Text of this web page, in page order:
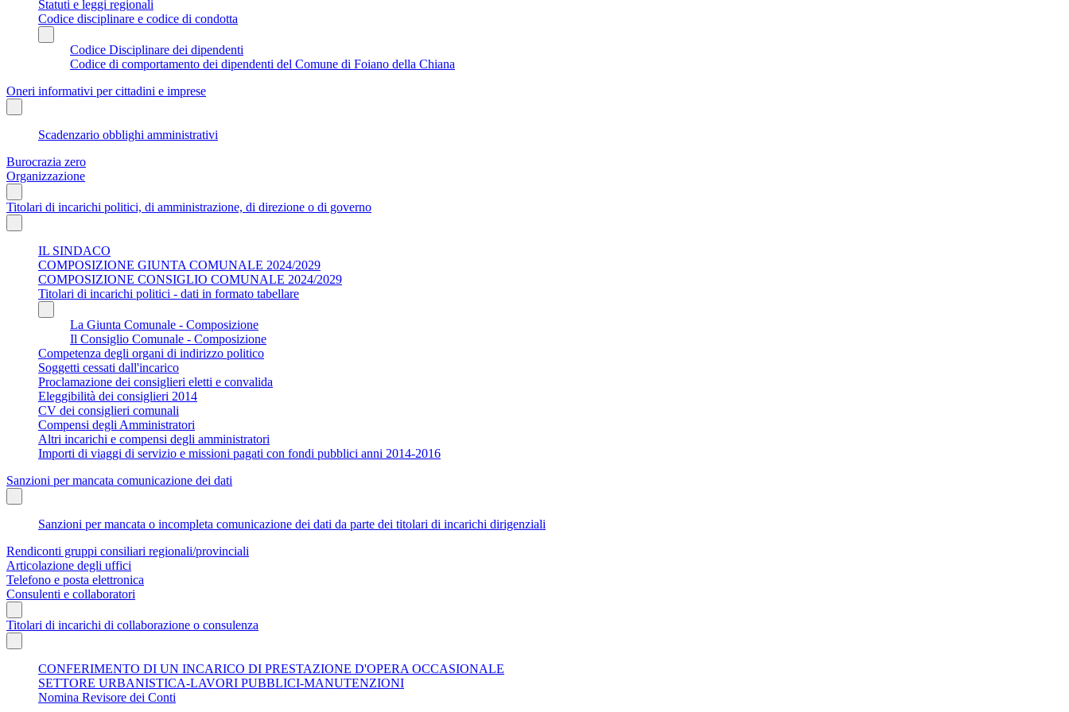
Statuti e leggi regionali
Codice disciplinare e codice di condotta
Codice Disciplinare dei dipendenti
Codice di comportamento dei dipendenti del Comune di Foiano della Chiana
Oneri informativi per cittadini e imprese
Scadenzario obblighi amministrativi
Burocrazia zero
Organizzazione
Titolari di incarichi politici, di amministrazione, di direzione o di governo
IL SINDACO
COMPOSIZIONE GIUNTA COMUNALE 2024/2029
COMPOSIZIONE CONSIGLIO COMUNALE 2024/2029
Titolari di incarichi politici - dati in formato tabellare
La Giunta Comunale - Composizione
Il Consiglio Comunale - Composizione
Competenza degli organi di indirizzo politico
Soggetti cessati dall'incarico
Proclamazione dei consiglieri eletti e convalida
Eleggibilità dei consiglieri 2014
CV dei consiglieri comunali
Compensi degli Amministratori
Altri incarichi e compensi degli amministratori
Importi di viaggi di servizio e missioni pagati con fondi pubblici anni 2014-2016
Sanzioni per mancata comunicazione dei dati
Sanzioni per mancata o incompleta comunicazione dei dati da parte dei titolari di incarichi dirigenziali
Rendiconti gruppi consiliari regionali/provinciali
Articolazione degli uffici
Telefono e posta elettronica
Consulenti e collaboratori
Titolari di incarichi di collaborazione o consulenza
CONFERIMENTO DI UN INCARICO DI PRESTAZIONE D'OPERA OCCASIONALE
SETTORE URBANISTICA-LAVORI PUBBLICI-MANUTENZIONI
Nomina Revisore dei Conti